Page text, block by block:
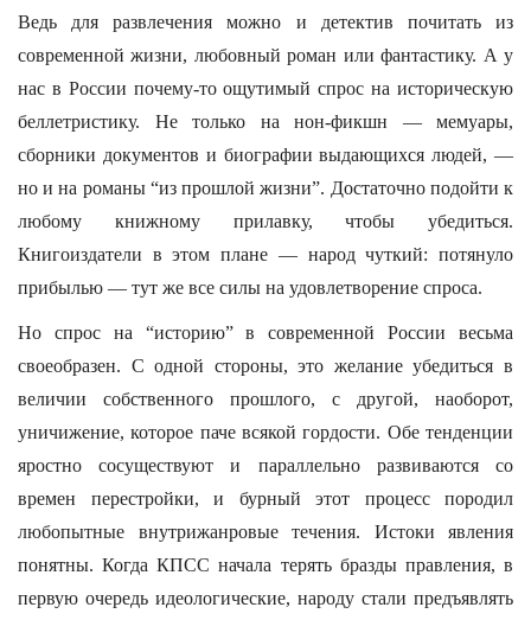
Ведь для развлечения можно и детектив почитать из
современной жизни, любовный роман или фантастику. А у
нас в России почему-то ощутимый спрос на историческую
беллетристику. Не только на нон-фикшн — мемуары,
сборники документов и биографии выдающихся людей, —
но и на романы “из прошлой жизни”. Достаточно подойти к
любому книжному прилавку, чтобы убедиться.
Книгоиздатели в этом плане — народ чуткий: потянуло
прибылью — тут же все силы на удовлетворение спроса.
Но спрос на “историю” в современной России весьма
своеобразен. С одной стороны, это желание убедиться в
величии собственного прошлого, с другой, наоборот,
уничижение, которое паче всякой гордости. Обе тенденции
яростно сосуществуют и параллельно развиваются со
времен перестройки, и бурный этот процесс породил
любопытные внутрижанровые течения. Истоки явления
понятны. Когда КПСС начала терять бразды правления, в
первую очередь идеологические, народу стали предъявлять